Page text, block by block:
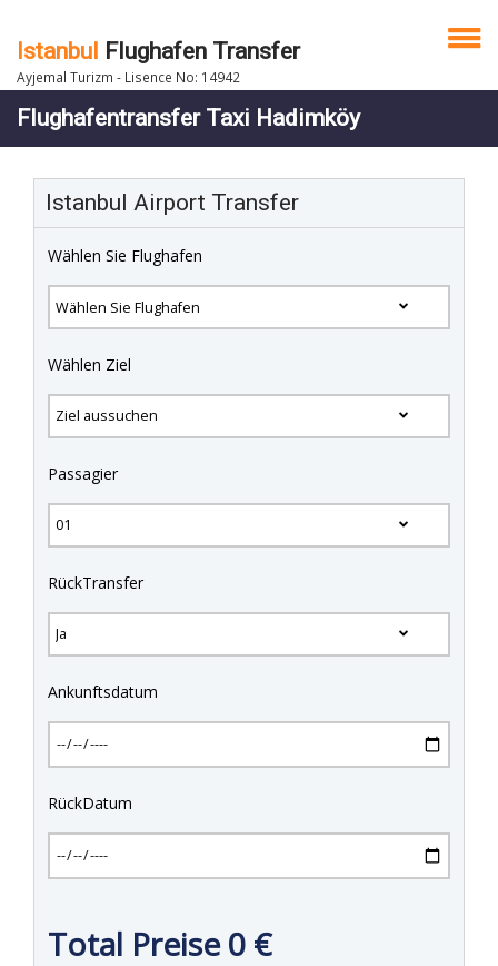
Istanbul Flughafen Transfer
Ayjemal Turizm - Lisence No: 14942
Flughafentransfer Taxi Hadimköy
Istanbul Airport Transfer
Wählen Sie Flughafen
Wählen Ziel
Passagier
RückTransfer
Ankunftsdatum
RückDatum
Total Preise0 €